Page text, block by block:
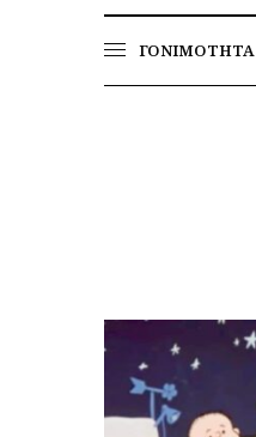
ΓΟΝΙΜΟΤΗΤΑ